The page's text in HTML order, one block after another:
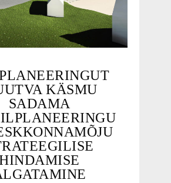
KÄSMU
SADAMA